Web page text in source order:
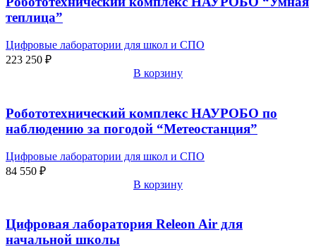
теплица”
Цифровые лаборатории для школ и СПО
223 250 ₽
В корзину
Робототехнический комплекс НАУРОБО по
наблюдению за погодой “Метеостанция”
Цифровые лаборатории для школ и СПО
84 550 ₽
В корзину
Цифровая лаборатория Releon Air для
начальной школы